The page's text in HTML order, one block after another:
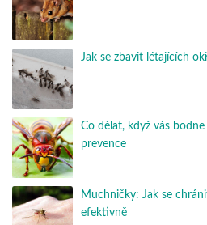
Jak se zbavit létajících
Co dělat, když vás
prevence
Muchničky: Jak se
efektivně